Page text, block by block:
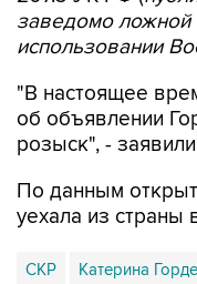
"В настоящее
розыск", -
По данным
СКР Катерина